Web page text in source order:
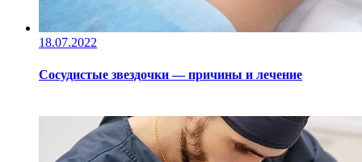
18.07.2022
Сосудистые звездочки — причины и лечение